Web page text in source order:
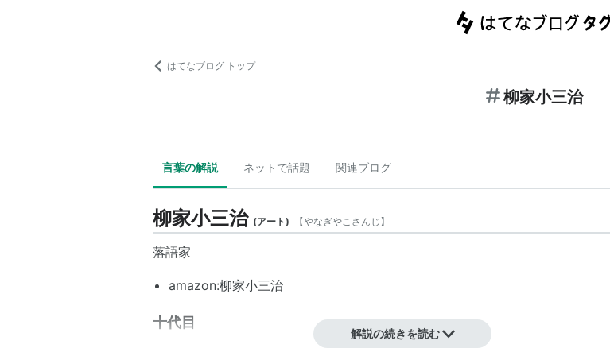
はてなブログ トップ
柳家小三治
言葉の解説 ネットで話題 関連ブログ
柳家小三治 (アート) 【やなぎやこさんじ 】
落語家
amazon:柳家小三治
十代目
1939年12月17日生まれ、東京都新宿区出身、本名は郡山剛蔵
解説の続きを読む